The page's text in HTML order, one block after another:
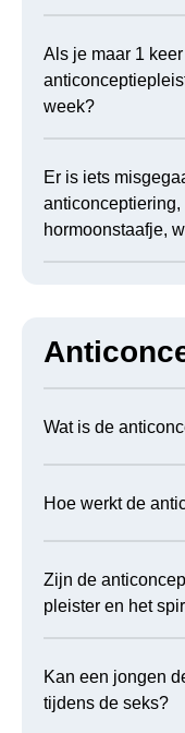
Als je maar 1
week?
Er is iets
anticonceptiering,
hormoonstaafje,
Wat is de
Hoe werkt de
Zijn de
pleister en het
Kan een jongen
tijdens de seks?